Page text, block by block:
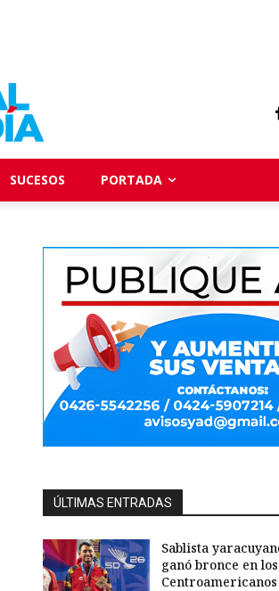
SUCESOS PORTADA
ÚLTIMAS ENTRADAS
Sablista
ganó bronce en los